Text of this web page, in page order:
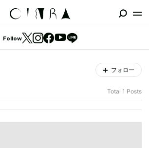
Follow
フォロー
Total 1 Posts